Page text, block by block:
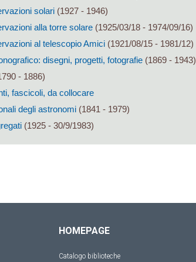
solari (1927 - 1946)
alla torre solare (1925/03/18 - 1974/09/16)
al telescopio Amici (1921/08/15 - 1981/12)
disegni, progetti, fotografie(1869 - 1943)
- 1886)
fascicoli, da collocare
degli astronomi(1841 - 1979)
(1925 - 30/9/1983)
HOMEPAGE
Catalogo biblioteche